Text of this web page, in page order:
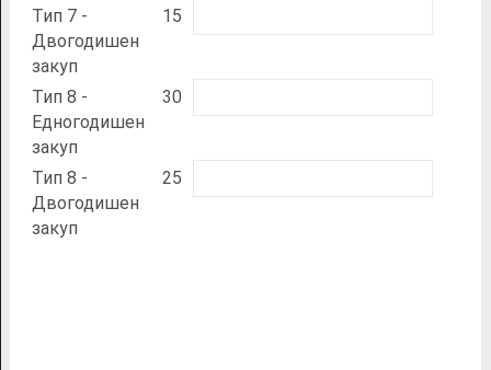
Тип 7 -
Двогодишен
закуп
15
Тип 8 -
Едногодишен
закуп
30
Тип 8 -
Двогодишен
закуп
25